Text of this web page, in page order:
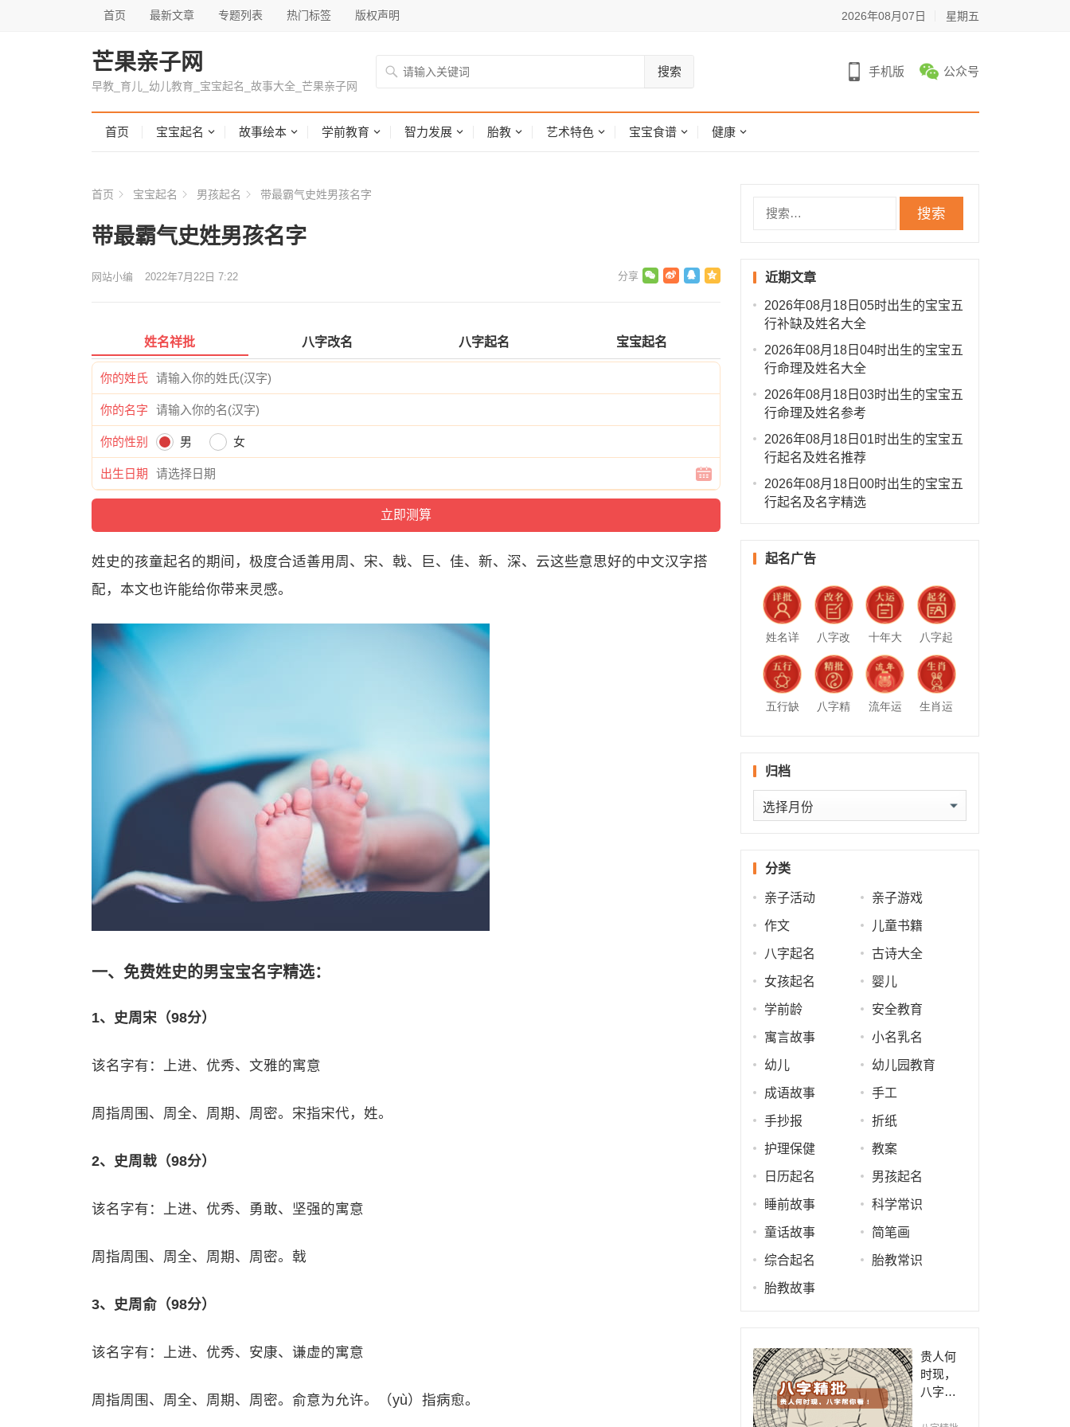
首页 最新文章 专题列表 热门标签 版权声明 2026年08月07日 星期五
芒果亲子网
早教_育儿_幼儿教育_宝宝起名_故事大全_芒果亲子网
搜索 手机版 公众号
首页 宝宝起名 故事绘本 学前教育 智力发展 胎教 艺术特色 宝宝食谱 健康
首页 宝宝起名 男孩起名 带最霸气史姓男孩名字
带最霸气史姓男孩名字
网站小编 2022年7月22日 7:22
姓名祥批 八字改名 八字起名 宝宝起名
你的姓氏
你的名字
你的性别 男 女
出生日期
姓史的孩童起名的期间，极度合适善用周、宋、戟、巨、佳、新、深、云这些意思好的中文汉字搭
配，本文也许能给你带来灵感。
一、免费姓史的男宝宝名字精选：
1、史周宋（98分）
该名字有：上进、优秀、文雅的寓意
周指周围、周全、周期、周密。宋指宋代，姓。
2、史周戟（98分）
该名字有：上进、优秀、勇敢、坚强的寓意
周指周围、周全、周期、周密。戟
3、史周俞（98分）
该名字有：上进、优秀、安康、谦虚的寓意
周指周围、周全、周期、周密。俞意为允许。（yù）指病愈。
近期文章
2026年08月18日05时出生的宝宝五
行补缺及姓名大全
2026年08月18日04时出生的宝宝五
行命理及姓名大全
2026年08月18日03时出生的宝宝五
行命理及姓名参考
2026年08月18日01时出生的宝宝五
行起名及姓名推荐
2026年08月18日00时出生的宝宝五
行起名及名字精选
起名广告
姓名详
批
八字改
名
十年大
运
八字起
名
五行缺
八字精
流年运
生肖运
归档
归
档
分类
亲子活动 亲子游戏
作文 儿童书籍
八字起名 古诗大全
女孩起名 婴儿
学前龄 安全教育
寓言故事 小名乳名
幼儿 幼儿园教育
成语故事 手工
手抄报 折纸
护理保健 教案
日历起名 男孩起名
睡前故事 科学常识
童话故事 简笔画
综合起名 胎教常识
胎教故事
贵人何
时现，
八字帮